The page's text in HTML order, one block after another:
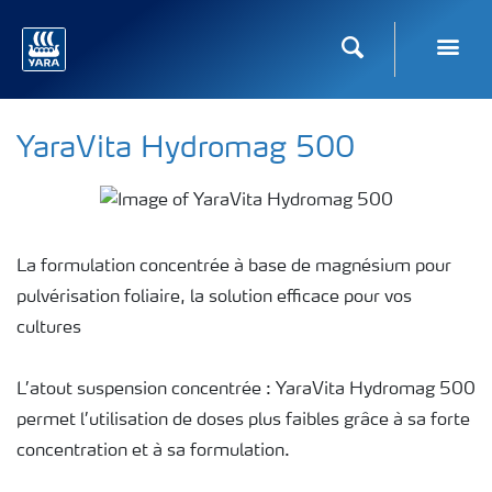
Recherche
YaraVita Hydromag 500
La formulation concentrée à base de magnésium pour
pulvérisation foliaire, la solution efficace pour vos
cultures
L’atout suspension concentrée : YaraVita Hydromag 500
permet l’utilisation de doses plus faibles grâce à sa forte
concentration et à sa formulation.